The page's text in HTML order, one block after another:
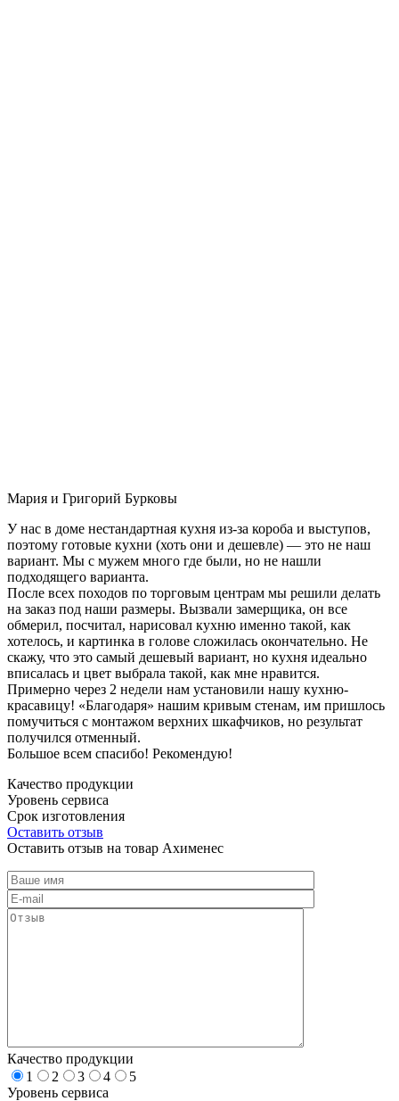
Мария и Григорий Бурковы
У нас в доме нестандартная кухня из-за короба и выступов,
поэтому готовые кухни (хоть они и дешевле) — это не наш
вариант. Мы с мужем много где были, но не нашли
подходящего варианта.
После всех походов по торговым центрам мы решили делать
на заказ под наши размеры. Вызвали замерщика, он все
обмерил, посчитал, нарисовал кухню именно такой, как
хотелось, и картинка в голове сложилась окончательно. Не
скажу, что это самый дешевый вариант, но кухня идеально
вписалась и цвет выбрала такой, как мне нравится.
Примерно через 2 недели нам установили нашу кухню-
красавицу! «Благодаря» нашим кривым стенам, им пришлось
помучиться с монтажом верхних шкафчиков, но результат
получился отменный.
Большое всем спасибо! Рекомендую!
Качество продукции
Уровень сервиса
Срок изготовления
Оставить отзыв
Оставить отзыв на товар Ахименес
Качество продукции
1
2 3 4
5
Уровень сервиса